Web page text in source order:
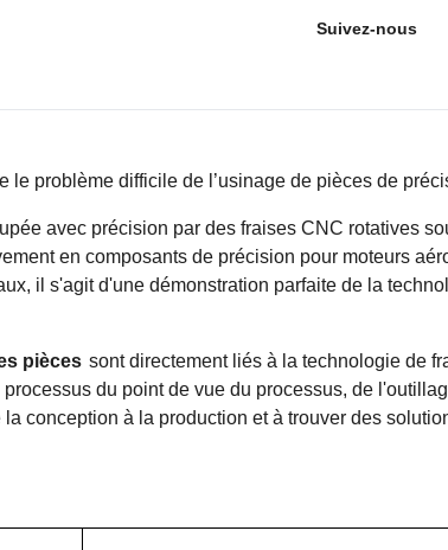
Suivez-nous
le problème difficile de l’usinage de pièces de
avec précision par des fraises CNC rotatives
en composants de précision pour moteurs
il s'agit d'une démonstration parfaite de la
pièces sont directement liés à la technologie de
du point de vue du processus, de
conception à la production et à trouver des